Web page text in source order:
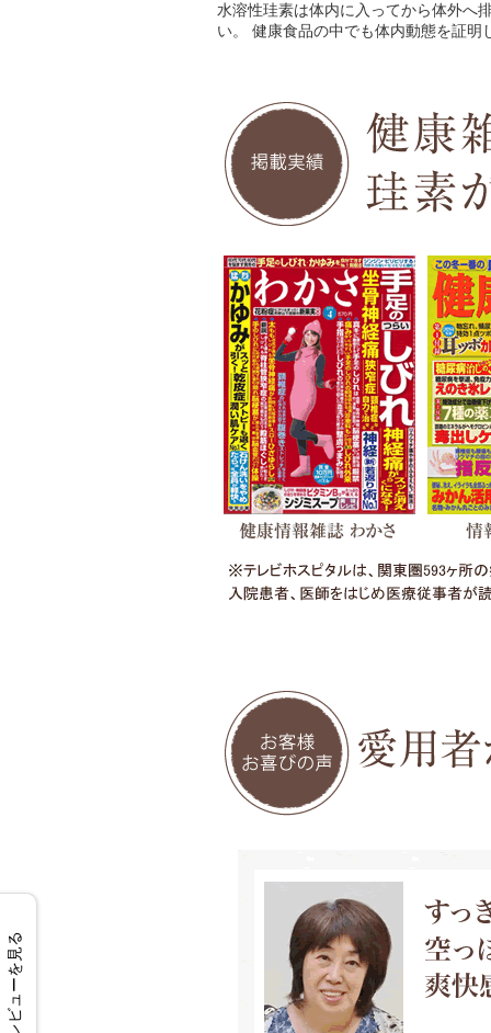
水溶性珪素は体内に入ってから体外へ
い。 健康食品の中でも体内動態を証
レビューを見る